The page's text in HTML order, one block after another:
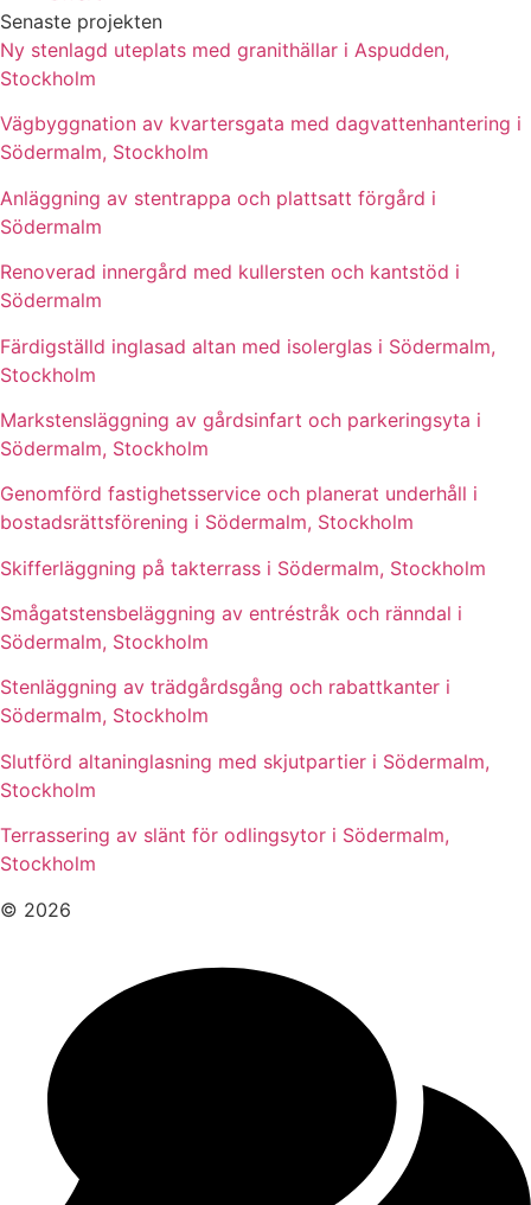
Senaste projekten
Ny stenlagd uteplats med granithällar i Aspudden,
Stockholm
Vägbyggnation av kvartersgata med dagvattenhantering i
Södermalm, Stockholm
Anläggning av stentrappa och plattsatt förgård i
Södermalm
Renoverad innergård med kullersten och kantstöd i
Södermalm
Färdigställd inglasad altan med isolerglas i Södermalm,
Stockholm
Markstensläggning av gårdsinfart och parkeringsyta i
Södermalm, Stockholm
Genomförd fastighetsservice och planerat underhåll i
bostadsrättsförening i Södermalm, Stockholm
Skifferläggning på takterrass i Södermalm, Stockholm
Smågatstensbeläggning av entréstråk och ränndal i
Södermalm, Stockholm
Stenläggning av trädgårdsgång och rabattkanter i
Södermalm, Stockholm
Slutförd altaninglasning med skjutpartier i Södermalm,
Stockholm
Terrassering av slänt för odlingsytor i Södermalm,
Stockholm
© 2026